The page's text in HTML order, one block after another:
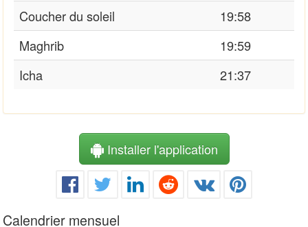
Coucher du soleil
19:58
Maghrib
19:59
Icha
21:37
Installer l'application
Calendrier mensuel